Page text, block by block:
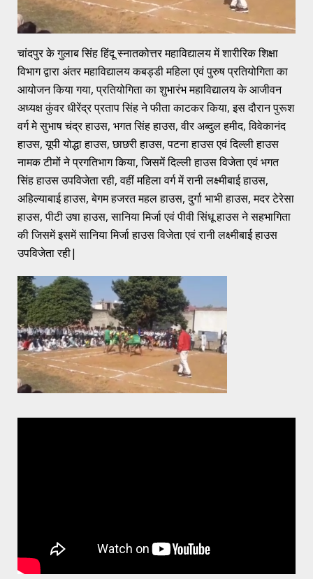
चांदपुर के गुलाब सिंह हिंदू स्नातकोत्तर महाविद्यालय में शारीरिक शिक्षा
विभाग द्वारा अंतर महाविद्यालय कबड्डी महिला एवं पुरुष प्रतियोगिता का
आयोजन किया गया, प्रतियोगिता का शुभारंभ महाविद्यालय के आजीवन
अध्यक्ष कुंवर धीरेंद्र प्रताप सिंह ने फीता काटकर किया, इस दौरान पुरूश
वर्ग मेे सुभाष चंद्र हाउस, भगत सिंह हाउस, वीर अब्दुल हमीद, विवेकानंद
हाउस, यूपी योद्धा हाउस, छाछरी हाउस, पटना हाउस एवं दिल्ली हाउस
नामक टीमों ने प्रगतिभाग किया, जिसमें दिल्ली हाउस विजेता एवं भगत
सिंह हाउस उपविजेता रही, वहीं महिला वर्ग में रानी लक्ष्मीबाई हाउस,
अहिल्याबाई हाउस, बेगम हजरत महल हाउस, दुर्गा भाभी हाउस, मदर टेरेसा
हाउस, पीटी उषा हाउस, सानिया मिर्जा एवं पीवी सिंधू हाउस ने सहभागिता
की जिसमें इसमें सानिया मिर्जा हाउस विजेता एवं रानी लक्ष्मीबाई हाउस
उपविजेता रही|